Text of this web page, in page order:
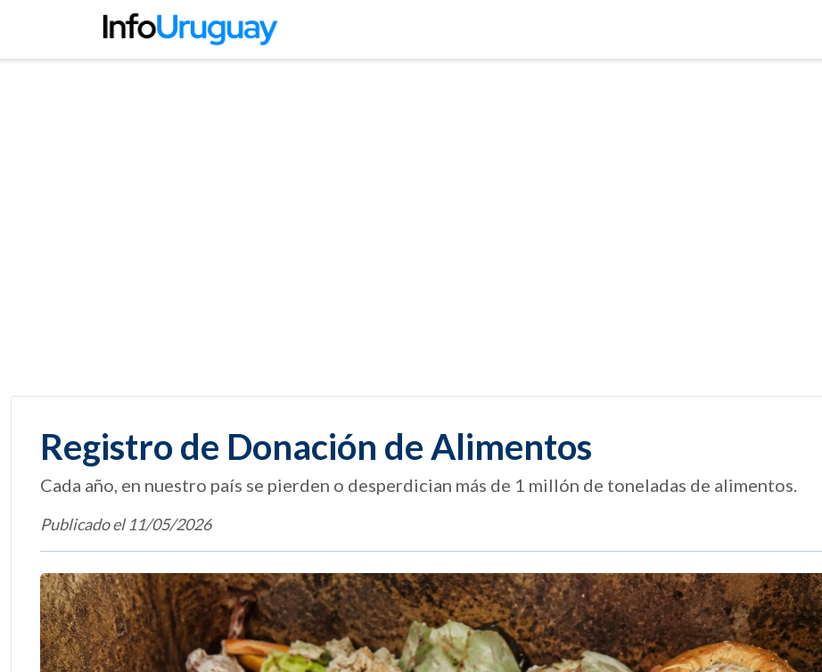
Registro de Donación de Alimentos
Cada año, en nuestro país se pierden o desperdician más de 1 millón de toneladas de alimentos.
Publicado el 11/05/2026